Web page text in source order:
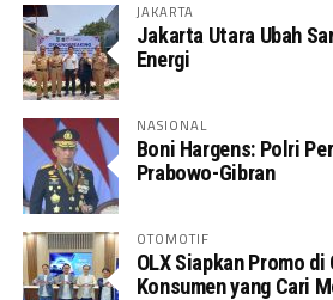
JAKARTA
Jakarta Utara Ubah
Energi
NASIONAL
Boni Hargens: Polri
Prabowo-Gibran
OTOMOTIF
OLX Siapkan Promo
Konsumen yang Cari